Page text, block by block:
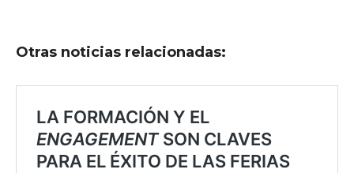
Otras noticias relacionadas: